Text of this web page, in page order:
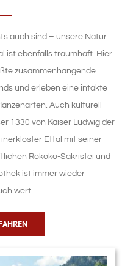
auch sind – unsere Natur
ist ebenfalls traumhaft. Hier
zusammenhängende
und erleben eine intakte
Auch kulturell
1330 von Kaiser Ludwig der
Ettal mit seiner
Rokoko-Sakristei und
ist immer wieder
wert.